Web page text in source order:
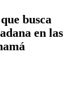
busca
en las